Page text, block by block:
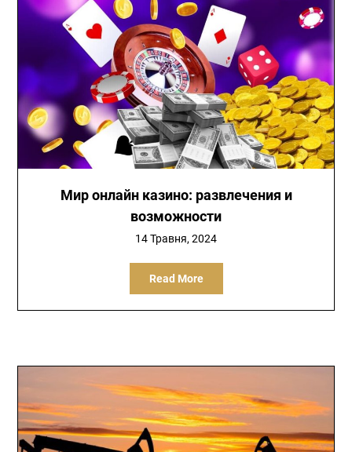
Мир онлайн казино: развлечения и
возможности
14 Травня, 2024
Read More